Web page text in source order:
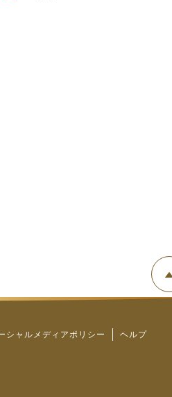
シャルメディアポリシー ヘルプ